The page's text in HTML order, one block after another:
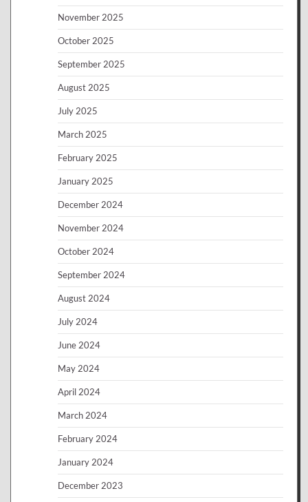
November 2025
October 2025
September 2025
August 2025
July 2025
March 2025
February 2025
January 2025
December 2024
November 2024
October 2024
September 2024
August 2024
July 2024
June 2024
May 2024
April 2024
March 2024
February 2024
January 2024
December 2023